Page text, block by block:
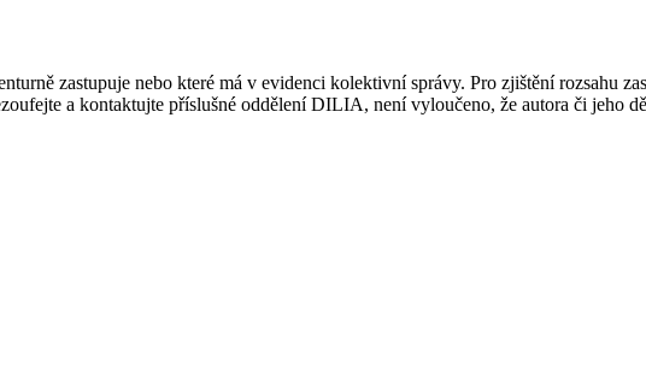
zastupuje nebo které má v evidenci kolektivní správy. Pro zjištění rozsahu
a kontaktujte příslušné oddělení DILIA, není vyloučeno, že autora či jeho